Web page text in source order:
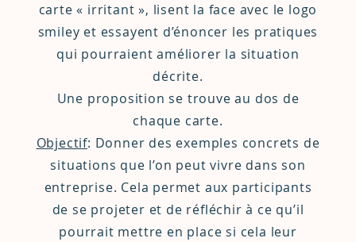
carte « irritant », lisent la face avec le logo
smiley et essayent d’énoncer les pratiques
qui pourraient améliorer la situation
décrite.
Une proposition se trouve au dos de
chaque carte.
Objectif: Donner des exemples concrets de
situations que l’on peut vivre dans son
entreprise. Cela permet aux participants
de se projeter et de réfléchir à ce qu’il
pourrait mettre en place si cela leur